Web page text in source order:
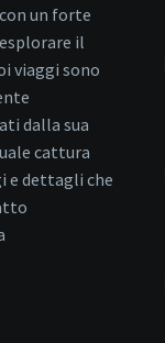
un forte
il
viaggi sono
dalla sua
cattura
e dettagli che